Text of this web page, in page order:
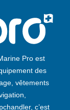
Pro est
des
vêtements
c’est